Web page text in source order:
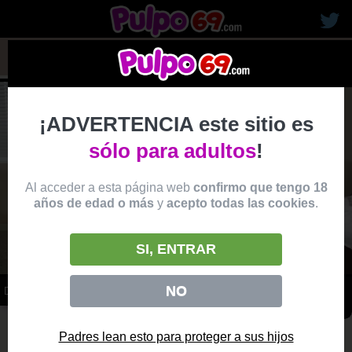
¡ADVERTENCIA este sitio es
sólo para adultos!
Al acceder a esta página web confirmo que tengo 18
años de edad o más y acepto todas las cookies.
NO
SI, ENTRAR
Padres lean esto para proteger a sus hijos
DOCTOR SE MONTA UN TRIO CON SUS ASISTENTAS
Producido por: BRAZZERS